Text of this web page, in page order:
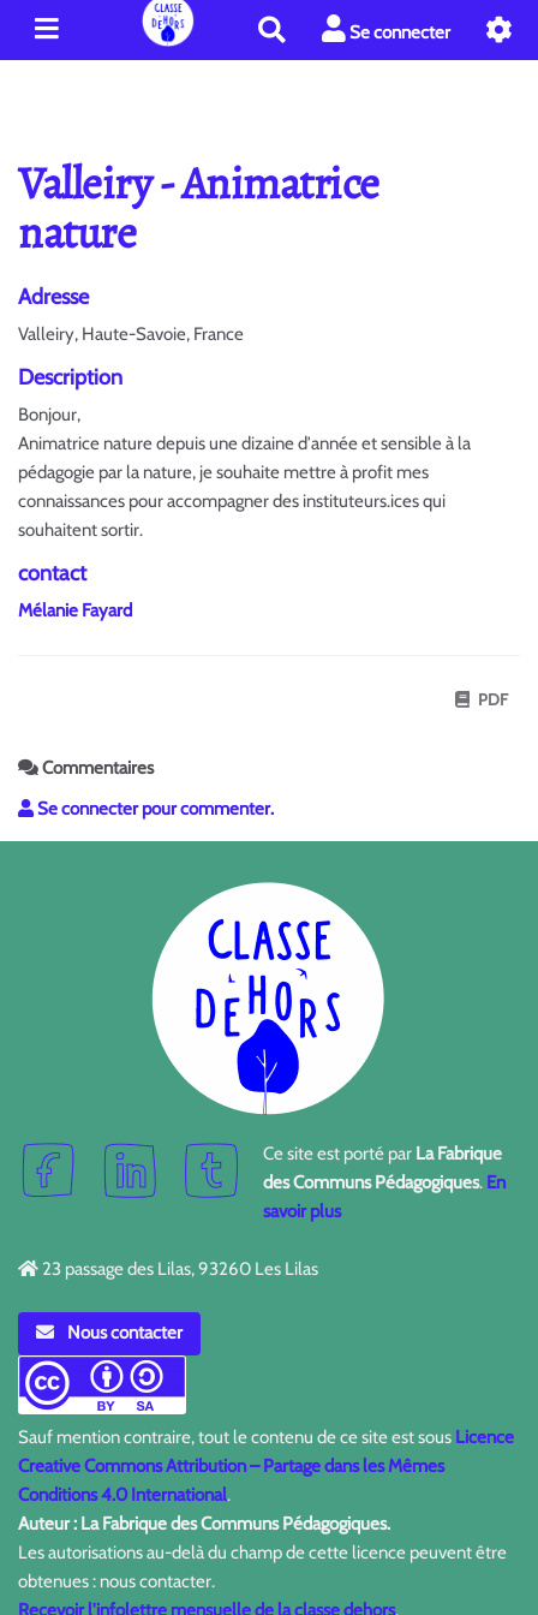
e
c
Se connecter
Valleiry - Animatrice
nature
Adresse
Valleiry, Haute-Savoie, France
Description
Bonjour,
Animatrice nature depuis une dizaine d'année et sensible à la
pédagogie par la nature, je souhaite mettre à profit mes
connaissances pour accompagner des instituteurs.ices qui
souhaitent sortir.
contact
Mélanie Fayard
PDF
Commentaires
Se connecter pour commenter.
Ce site est porté par La Fabrique
des Communs Pédagogiques. En
savoir plus
23 passage des Lilas, 93260 Les Lilas
Nous contacter
Sauf mention contraire, tout le contenu de ce site est sous Licence
Creative Commons Attribution – Partage dans les Mêmes
Conditions 4.0 International.
Auteur : La Fabrique des Communs Pédagogiques.
Les autorisations au-delà du champ de cette licence peuvent être
obtenues : nous contacter.
Recevoir l'infolettre mensuelle de la classe dehors.